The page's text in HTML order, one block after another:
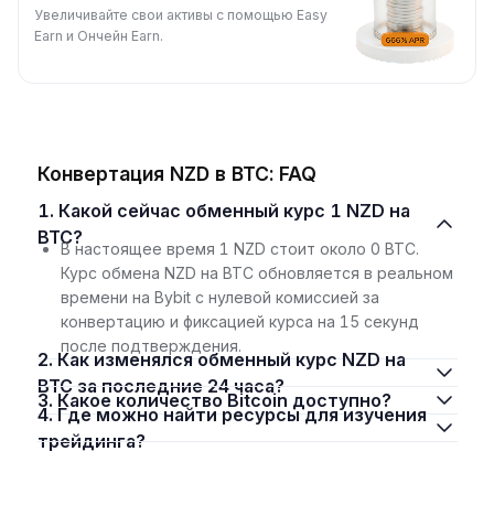
Увеличивайте свои активы с помощью Easy
Earn и Ончейн Earn.
Конвертация NZD в BTC: FAQ
1. Какой сейчас обменный курс 1 NZD на
BTC?
В настоящее время 1 NZD стоит около 0 BTC.
Курс обмена NZD на BTC обновляется в реальном
времени на Bybit с нулевой комиссией за
конвертацию и фиксацией курса на 15 секунд
после подтверждения.
2. Как изменялся обменный курс NZD на
BTC за последние 24 часа?
3. Какое количество Bitcoin доступно?
4. Где можно найти ресурсы для изучения
трейдинга?